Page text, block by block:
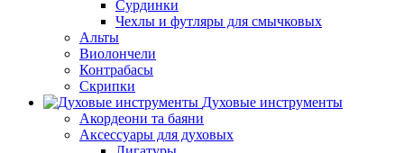
Сурдинки
Чехлы и футляры для смычковых
Альты
Виолончели
Контрабасы
Скрипки
Духовые инструменты
Акордеони та баяни
Аксессуары для духовых